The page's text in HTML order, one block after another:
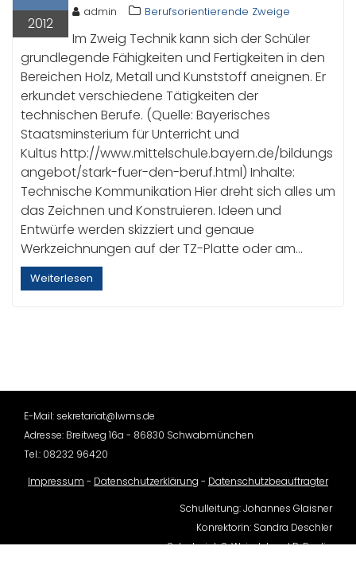
2012
admin Berufsorientierende Zweige
Im Zweig Technik kann sich der Schüler
grundlegende Fähigkeiten und Fertigkeiten in den
Bereichen Holz, Metall und Kunststoff aneignen. Er
erkundet verschiedene Tätigkeiten der
technischen Berufe. (Quelle: Bayerisches
Staatsminsterium für Unterricht und
Kultus http://www.mittelschule.bayern.de/bildungs
angebot/stark-fuer-den-beruf.html) Inhalte:
Technische Kommunikation Hier dreht sich alles um
das Zeichnen und Konstruieren. Ideen und
Entwürfe werden skizziert und genaue
Werkzeichnungen auf der TZ-Platte oder am…
Weiterlesen
E-Mail: sekretariat@lwms.de
Adresse: Breitweg 16a - 86830 Schwabmünchen
Tel.: 08232 96420
Impressum - Datenschutzerklärung - Datenschutzbeauftragter
Schulleitung: Johannes Glaisner
Konrektorin: Sandra Deschler
Sekretariat: S. Weindel und B. Paulin